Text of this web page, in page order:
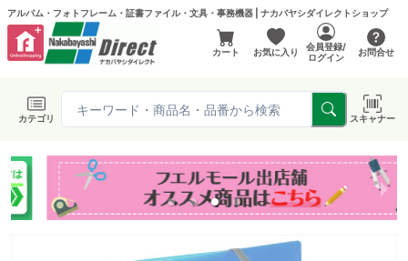
アルバム・フォトフレーム・証書ファイル・文具・事務機器 | ナカバヤシダイレクトショップ
カート お気に入り
会員登録/
ログイン
お問合せ
カテゴリ スキャナー